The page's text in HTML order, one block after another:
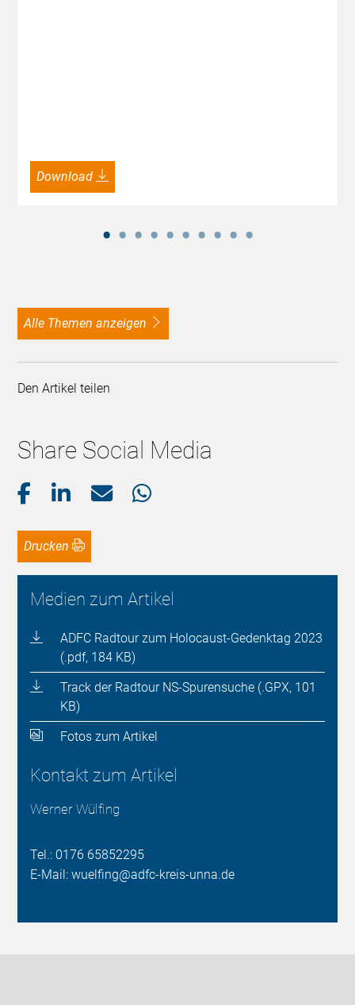
Download
alle Themen anzeigen
Den Artikel teilen
Share Social Media
Drucken
Medien zum Artikel
ADFC Radtour zum Holocaust-Gedenktag 2023
(.pdf, 184 KB)
Track der Radtour NS-Spurensuche (.GPX, 101
KB)
Fotos zum Artikel
Kontakt zum Artikel
Werner Wülfing
Tel.: 0176 65852295
E-Mail: wuelfing@adfc-kreis-unna.de